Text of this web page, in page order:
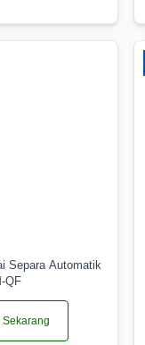
Separa Automatik
QF
Sekarang